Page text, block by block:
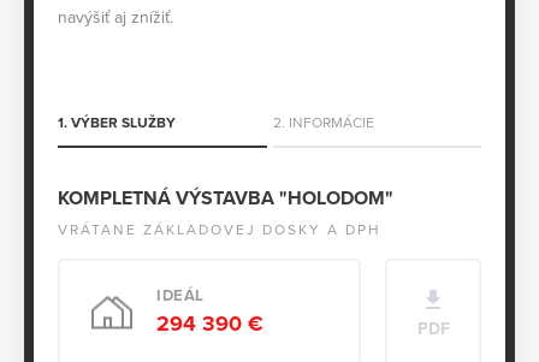
1. VÝBER SLUŽBY 2. INFORMÁCIE
KOMPLETNÁ VÝSTAVBA "HOLODOM"
VRÁTANE ZÁKLADOVEJ DOSKY A DPH
IDEÁL
294 390 € PDF
navýšiť aj znížiť.